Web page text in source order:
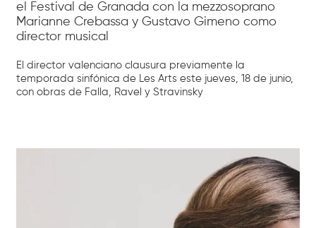
el Festival de Granada con la mezzosoprano
Marianne Crebassa y Gustavo Gimeno como
director musical
El director valenciano clausura previamente la
temporada sinfónica de Les Arts este jueves, 18 de junio,
con obras de Falla, Ravel y Stravinsky